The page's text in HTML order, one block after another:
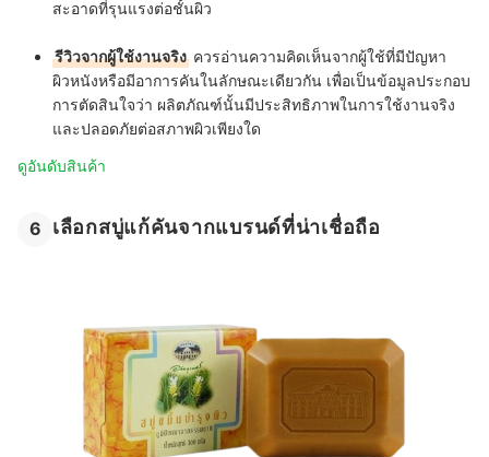
สะอาดที่รุนแรงต่อชั้นผิว
รีวิวจากผู้ใช้งานจริง ควรอ่านความคิดเห็นจากผู้ใช้ที่มีปัญหา
ผิวหนังหรือมีอาการคันในลักษณะเดียวกัน เพื่อเป็นข้อมูลประกอบ
การตัดสินใจว่า ผลิตภัณฑ์นั้นมีประสิทธิภาพในการใช้งานจริง
และปลอดภัยต่อสภาพผิวเพียงใด
ดูอันดับสินค้า
6 เลือกสบู่แก้คันจากแบรนด์ที่น่าเชื่อถือ